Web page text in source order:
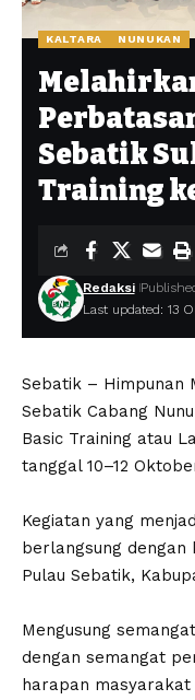
KALTARA NUNUKAN
Sebatik
Training
Last updated: 13
Redaksi
Sebatik – Himpunan
Sebatik Cabang
Basic Training atau
tanggal 10–12
‎Kegiatan yang
berlangsung dengan
Pulau Sebatik,
‎Mengusung
dengan semangat
harapan masyarakat